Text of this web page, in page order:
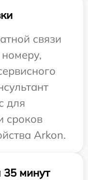
связи
для
сроков
Arkon.
минут